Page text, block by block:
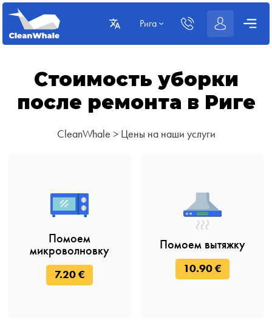
Рига
Стоимость уборки
после ремонта в Риге
CleanWhale > Цены на наши услуги
Помоем
микроволновку
7.20 €
Помоем вытяжку
10.90 €